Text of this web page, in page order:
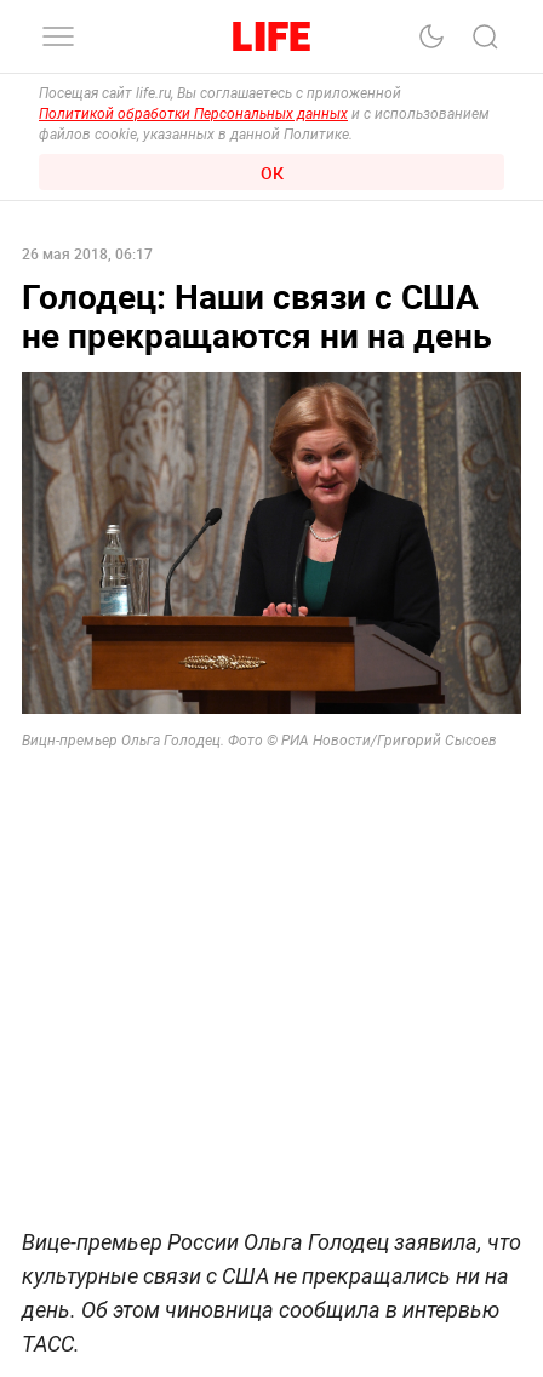
Посещая сайт life.ru, Вы соглашаетесь с приложенной
Политикой обработки Персональных данных и с использованием
файлов cookie, указанных в данной Политике.
ОК
26 мая 2018, 06:17
Голодец: Наши связи с США
не прекращаются ни на день
Вицн-премьер Ольга Голодец. Фото © РИА Новости/Григорий Сысоев
Вице-премьер России Ольга Голодец заявила, что
культурные связи с США не прекращались ни на
день. Об этом чиновница сообщила в интервью
ТАСС.